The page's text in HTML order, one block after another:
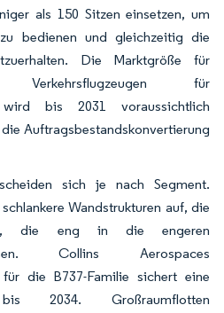
als 150 Sitzen einsetzen, um
bedienen und gleichzeitig die
Die Marktgröße für
für
wird bis 2031 voraussichtlich
Auftragsbestandskonvertierung
sich je nach Segment.
Wandstrukturen auf, die
die eng in die engeren
Collins Aerospaces
für die B737-Familie sichert eine
bis 2034. Großraumflotten